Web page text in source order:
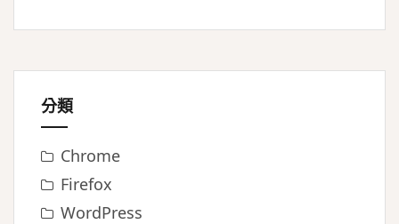
分類
Chrome
Firefox
WordPress